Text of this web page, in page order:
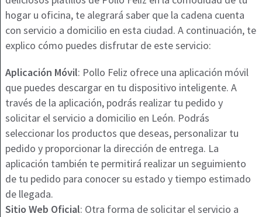
hogar u oficina, te alegrará saber que la cadena cuenta
con servicio a domicilio en esta ciudad. A continuación, te
explico cómo puedes disfrutar de este servicio:
Aplicación Móvil: Pollo Feliz ofrece una aplicación móvil
que puedes descargar en tu dispositivo inteligente. A
través de la aplicación, podrás realizar tu pedido y
solicitar el servicio a domicilio en León. Podrás
seleccionar los productos que deseas, personalizar tu
pedido y proporcionar la dirección de entrega. La
aplicación también te permitirá realizar un seguimiento
de tu pedido para conocer su estado y tiempo estimado
de llegada.
Sitio Web Oficial: Otra forma de solicitar el servicio a